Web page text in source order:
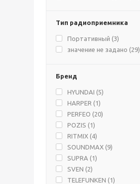
Тип радиоприемника
Портативный (3)
значение не задано (29)
Бренд
HYUNDAI (5)
HARPER (1)
PERFEO (20)
POZIS (1)
RITMIX (4)
SOUNDMAX (9)
SUPRA (1)
SVEN (2)
TELEFUNKEN (1)